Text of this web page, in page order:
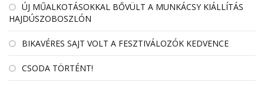
ÚJ MŰALKOTÁSOKKAL BŐVÜLT A MUNKÁCSY KIÁLLÍTÁS
HAJDÚSZOBOSZLÓN
BIKAVÉRES SAJT VOLT A FESZTIVÁLOZÓK KEDVENCE
CSODA TÖRTÉNT!